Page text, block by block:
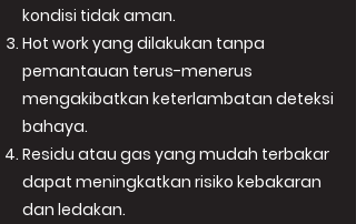
kondisi tidak aman.
Hot work yang dilakukan tanpa
pemantauan terus-menerus
mengakibatkan keterlambatan deteksi
bahaya.
Residu atau gas yang mudah terbakar
dapat meningkatkan risiko kebakaran
dan ledakan.